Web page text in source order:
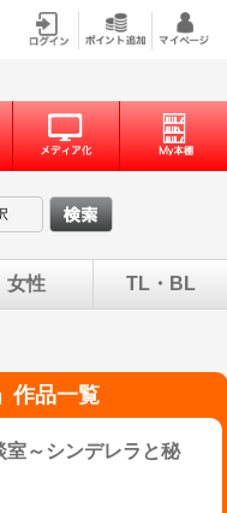
女性 TL・BL
」作品一覧
室～シンデレラと秘